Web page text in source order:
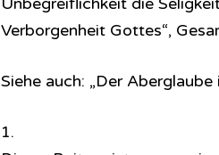
Verborgenheit Gottes“,
Siehe auch: „Der
1.